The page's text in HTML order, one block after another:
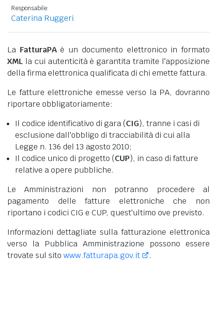
Responsabile:
Caterina Ruggeri
La FatturaPAè un documento elettronico in formato
XML la cui autenticità è garantita tramite l'apposizione
della firma elettronica qualificata di chi emette fattura.
Le fatture elettroniche emesse verso la PA, dovranno
riportare obbligatoriamente:
Il codice identificativo di gara (CIG), tranne i casi di
esclusione dall'obbligo di tracciabilità di cui alla
Legge n. 136 del 13 agosto 2010;
Il codice unico di progetto (CUP), in caso di fatture
relative a opere pubbliche.
Le Amministrazioni non potranno procedere al
pagamento delle fatture elettroniche che non
riportano i codici CIG e CUP, quest'ultimo ove previsto.
Informazioni dettagliate sulla fatturazione elettronica
verso la Pubblica Amministrazione possono essere
trovate sul sito www.fatturapa.gov.it .